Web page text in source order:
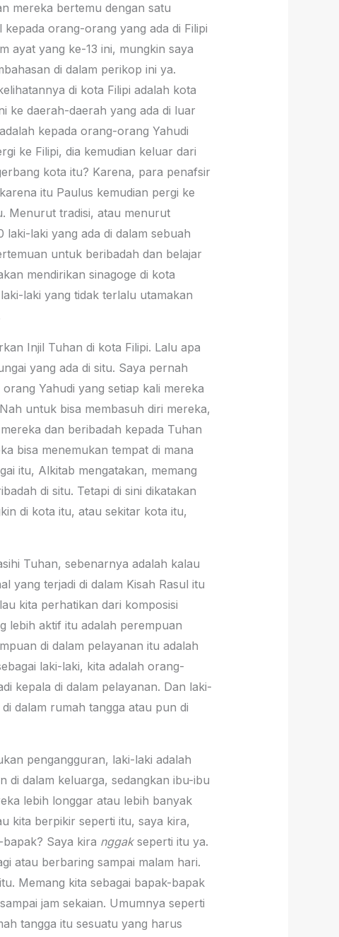
mereka bertemu dengan satu
orang-orang yang ada di Filipi
ayat yang ke-13 ini, mungkin saya
di dalam perikop ini ya.
di kota Filipi adalah kota
ke daerah-daerah yang ada di luar
kepada orang-orang Yahudi
ke Filipi, dia kemudian keluar dari
kota itu? Karena, para penafsir
itu Paulus kemudian pergi ke
Menurut tradisi, atau menurut
laki yang ada di dalam sebuah
untuk beribadah dan belajar
mendirikan sinagoge di kota
laki yang tidak terlalu utamakan
Injil Tuhan di kota Filipi. Lalu apa
yang ada di situ. Saya pernah
Yahudi yang setiap kali mereka
untuk bisa membasuh diri mereka,
dan beribadah kepada Tuhan
bisa menemukan tempat di mana
itu, Alkitab mengatakan, memang
di situ. Tetapi di sini dikatakan
di kota itu, atau sekitar kota itu,
Tuhan, sebenarnya adalah kalau
yang terjadi di dalam Kisah Rasul itu
kita perhatikan dari komposisi
lebih aktif itu adalah perempuan
di dalam pelayanan itu adalah
laki-laki, kita adalah orang-
kepala di dalam pelayanan. Dan laki-
dalam rumah tangga atau pun di
pengangguran, laki-laki adalah
di dalam keluarga, sedangkan ibu-ibu
lebih longgar atau lebih banyak
kita berpikir seperti itu, saya kira,
Saya kira nggakseperti itu ya.
atau berbaring sampai malam hari.
Memang kita sebagai bapak-bapak
jam sekaian. Umumnya seperti
tangga itu sesuatu yang harus